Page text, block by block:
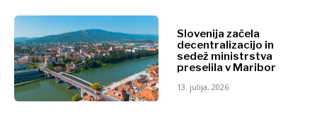
Znanost
Rudarstvo
Maloprodaja
Trajnost
Tehnologija
Tehnologija
Telekom
Turizem
Transport
Trgovina
Slovenija začela
decentralizacijo in
sedež ministrstva
preselila v Maribor
13. julija, 2026